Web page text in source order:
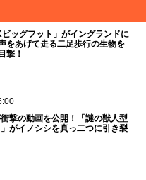
ッグフット」がイングランドに
をあげて走る二足歩行の生物を
撃！
撃の動画を公開！「謎の獣人型
がイノシシを真っ二つに引き裂